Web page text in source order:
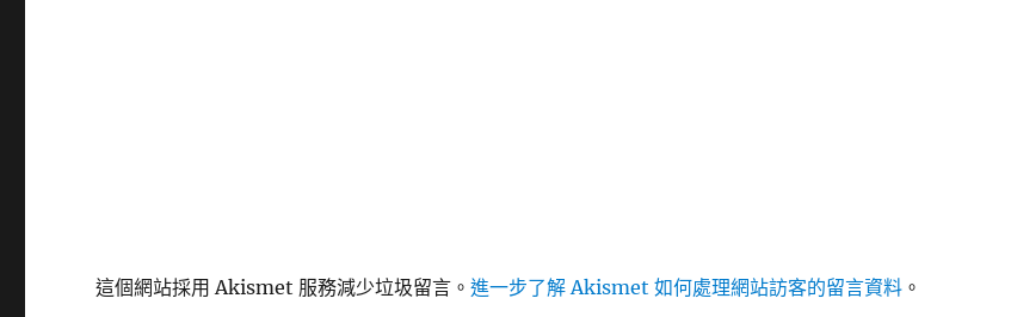
這個網站採用 Akismet 服務減少垃圾留言。進一步了解 Akismet 如何處理網站訪客的留言資料 。